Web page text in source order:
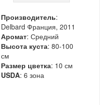
Производитель:
Delbard Франция, 2011
Аромат: Средний
Высота куста: 80-100
см
Размер цветка: 10 см
USDA: 6 зона